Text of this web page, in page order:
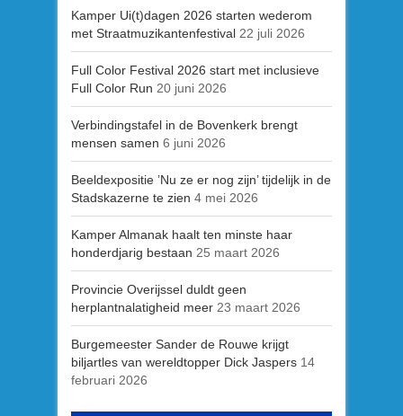
Kamper Ui(t)dagen 2026 starten wederom
met Straatmuzikantenfestival 22 juli 2026
Full Color Festival 2026 start met inclusieve
Full Color Run 20 juni 2026
Verbindingstafel in de Bovenkerk brengt
mensen samen 6 juni 2026
Beeldexpositie ’Nu ze er nog zijn’ tijdelijk in de
Stadskazerne te zien 4 mei 2026
Kamper Almanak haalt ten minste haar
honderdjarig bestaan 25 maart 2026
Provincie Overijssel duldt geen
herplantnalatigheid meer 23 maart 2026
Burgemeester Sander de Rouwe krijgt
biljartles van wereldtopper Dick Jaspers 14
februari 2026